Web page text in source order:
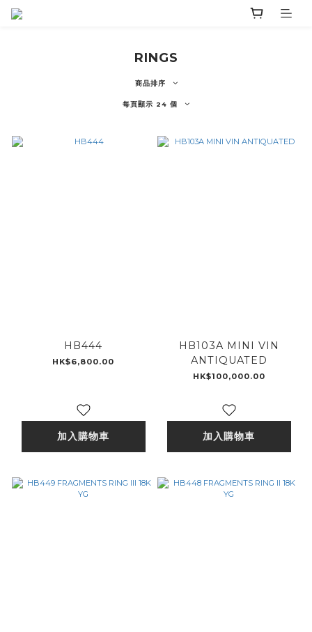
RINGS
商品排序
每頁顯示 24 個
HB444
HK$6,800.00
加入購物車
HB103A MINI VIN
ANTIQUATED
HK$100,000.00
加入購物車